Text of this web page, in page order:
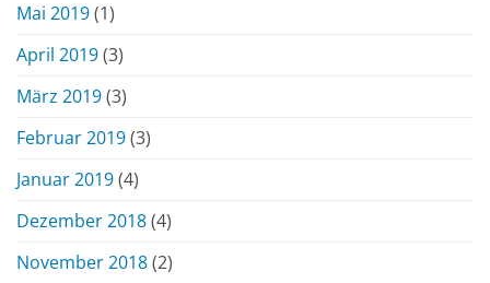
Mai 2019(1)
April 2019(3)
März 2019(3)
Februar 2019(3)
Januar 2019(4)
Dezember 2018(4)
November 2018(2)